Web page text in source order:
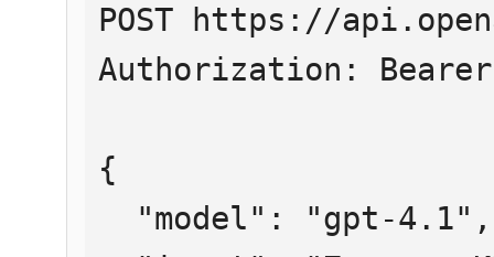
POST https://
Authorization:
{